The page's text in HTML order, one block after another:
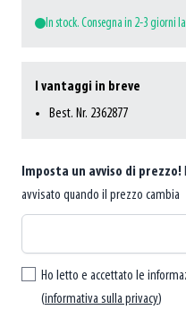
In stock. Consegna in 2-3 giorni
I vantaggi in breve
Best. Nr. 2362877
Imposta un avviso di prezzo!
avvisato quando il prezzo cambia
Ho letto e accettato le
(informativa sulla privacy)